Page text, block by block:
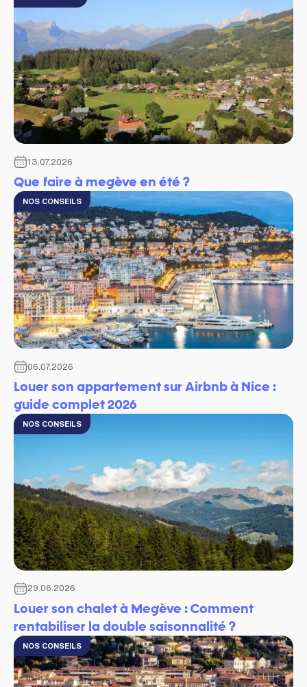
13.07.2026
Que faire à megève en été​ ?
NOS CONSEILS
06.07.2026
Louer son appartement sur Airbnb à Nice :
guide complet 2026
NOS CONSEILS
29.06.2026
Louer son chalet à Megève : Comment
rentabiliser la double saisonnalité ?
NOS CONSEILS